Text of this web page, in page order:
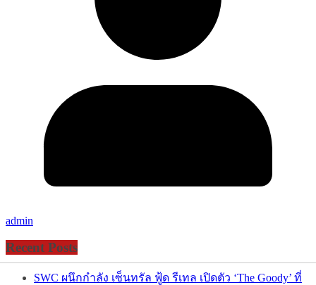
admin
Recent Posts
SWC ผนึกกำลัง เซ็นทรัล ฟู้ด รีเทล เปิดตัว ‘The Goody’ ที่